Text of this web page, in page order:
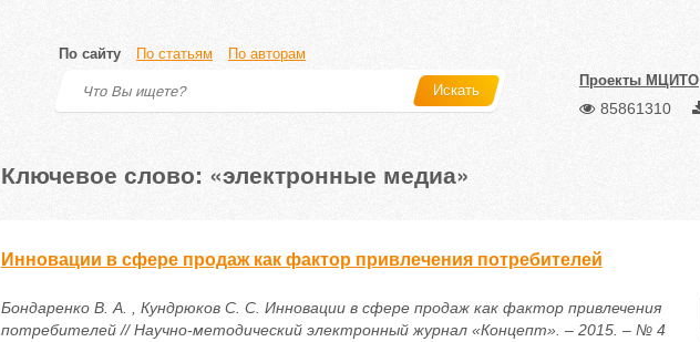
По сайту По статьям По авторам
Искать
Проекты МЦИТО
85861310
Ключевое слово: «электронные медиа»
Инновации в сфере продаж как фактор привлечения потребителей
Бондаренко В. А. , Кундрюков С. С. Инновации в сфере продаж как фактор привлечения
потребителей // Научно-методический электронный журнал «Концепт». – 2015. – № 4